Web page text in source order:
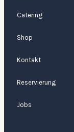
Catering
Shop
Kontakt
Reservierung
Jobs